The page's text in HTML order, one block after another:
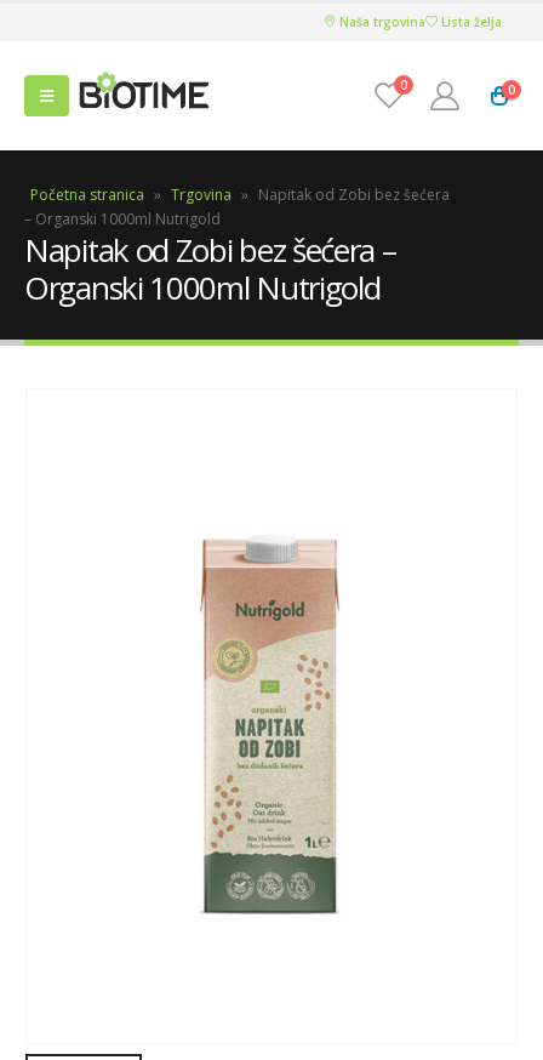
Naša trgovina Lista želja
0 0
Početna stranica » Trgovina » Napitak od Zobi bez šećera
– Organski 1000ml Nutrigold
Napitak od Zobi bez šećera –
Organski 1000ml Nutrigold